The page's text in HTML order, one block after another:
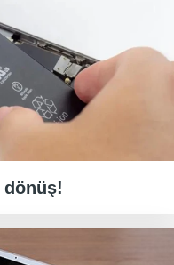
dönüş!